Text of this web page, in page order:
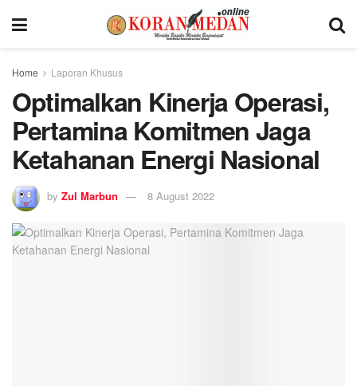
Home Laporan Khusus
Optimalkan Kinerja Operasi,
Pertamina Komitmen Jaga
Ketahanan Energi Nasional
by Zul Marbun 8 August 2022